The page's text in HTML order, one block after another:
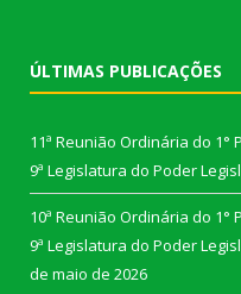
ÚLTIMAS PUBLICAÇÕES
11ª Reunião Ordinária do 1°
9ª Legislatura do Poder
10ª Reunião Ordinária do 1°
9ª Legislatura do Poder
de maio de 2026